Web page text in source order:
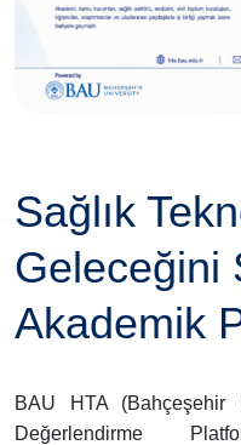
Sağlık
Geleceğini
Akademik
BAU HTA (Bahçeşehir
Değerlendirme